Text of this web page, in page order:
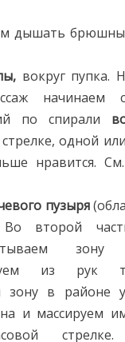
дышать
вокруг пупка.
начинаем
по спирали
одной
нравится.
пузыря
Во второй
из рук
зону в районе
и массируем